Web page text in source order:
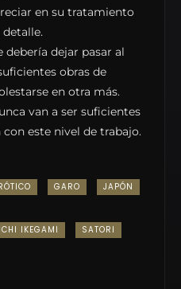
en su tratamiento
debería dejar pasar al
obras de
en otra más.
van a ser suficientes
este nivel de trabajo.
GARO JAPÓN
IKEGAMI SATORI